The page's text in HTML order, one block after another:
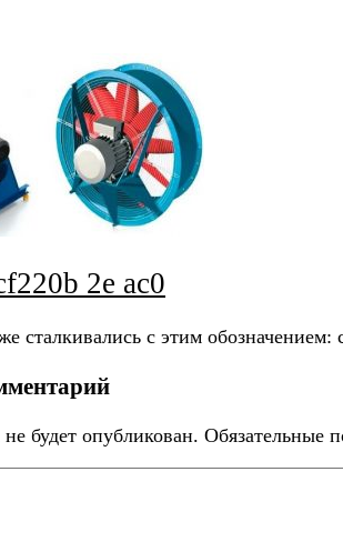
2e ac0
сталкивались с этим
будет опубликован. Обязательные